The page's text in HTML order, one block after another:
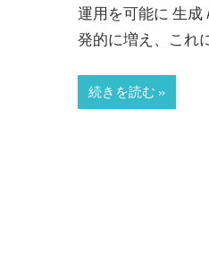
運用を可能に 生
発的に増え、これ
続きを読む